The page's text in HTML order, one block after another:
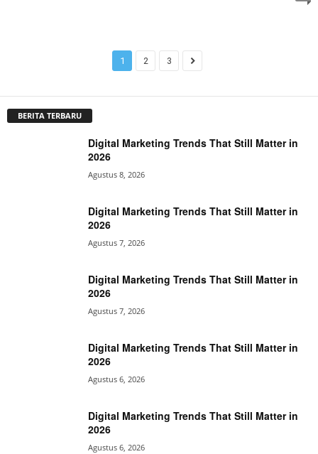
1 2 3
BERITA TERBARU
Digital Marketing Trends That Still Matter in
2026
Agustus 8, 2026
Digital Marketing Trends That Still Matter in
2026
Agustus 7, 2026
Digital Marketing Trends That Still Matter in
2026
Agustus 7, 2026
Digital Marketing Trends That Still Matter in
2026
Agustus 6, 2026
Digital Marketing Trends That Still Matter in
2026
Agustus 6, 2026